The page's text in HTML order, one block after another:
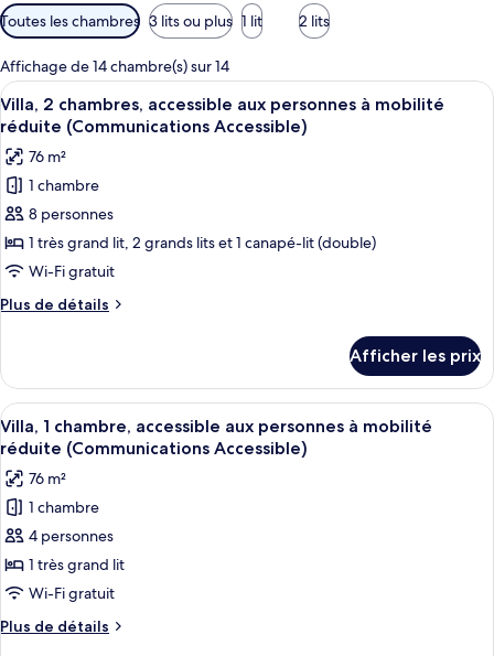
Filtres
disponibles
pour
les
chambres
Toutes les chambres 3 lits ou plus 1 lit 2 lits
Affichage de 14 chambre(s) sur 14
Afficher
toutes
les
photos
pour
ce
type
de
chambre :
Villa,
chambres,
accessible
aux
personnes
à
mobilité
réduite
(Communications
Accessible)
Une chambre d’hôtel avec un
15
Villa, 2 chambres, accessible aux personnes à mobilité
réduite (Communications Accessible)
76 m²
1 chambre
8 personnes
1 très grand lit, 2 grands lits et 1 canapé-lit (double)
Wi-Fi gratuit
Plus de détails
Plus
Villa,
chambres,
accessible
personnes
à
mobilité
réduite
(Communications
Afficher les prix
Afficher
toutes
les
photos
pour
ce
type
de
chambre :
Villa,
Une chambre d’hôtel avec un
2
Villa, 1 chambre, accessible aux personnes à mobilité
réduite (Communications Accessible)
76 m²
1 chambre
4 personnes
1 très grand lit
Wi-Fi gratuit
Plus de détails
Plus